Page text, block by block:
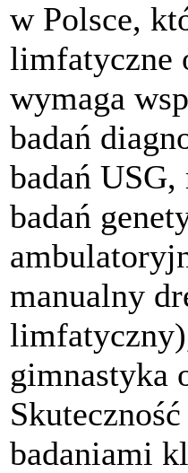
w Polsce,
limfatyczne
wymaga
badań
badań
badań
manualny
gimnastyka
badaniami